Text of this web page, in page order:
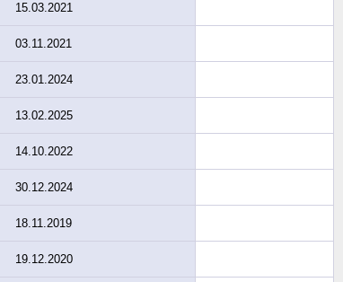
15.03.2021
03.11.2021
23.01.2024
13.02.2025
14.10.2022
30.12.2024
18.11.2019
19.12.2020